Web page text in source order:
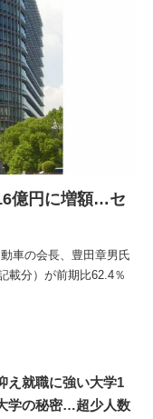
億円に増額…セ
車の会長、豊田章男氏
載分）が前期比62.4％
え就職に強い大学1
学の秘密…超少人数